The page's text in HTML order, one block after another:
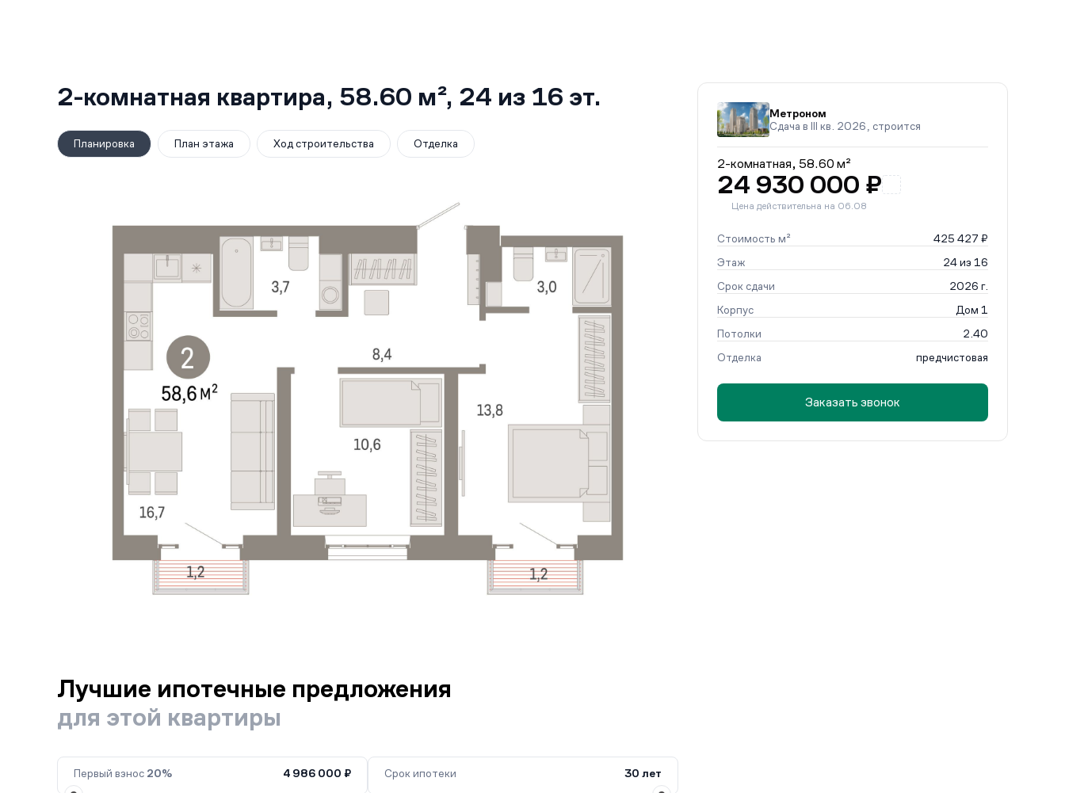
2-комнатная квартира, 58.60 м², 24 из 16 эт.
Планировка План этажа Ход строительства Отделка
Метроном
Сдача в III кв. 2026, строится
2-комнатная, 58.60 м²
24 930 000 ₽
Цена действительна на 06.08
Стоимость м²
425 427 ₽
Этаж
24 из 16
Срок сдачи
2026 г.
Корпус
Дом 1
Потолки
2.40
Отделка
предчистовая
Заказать звонок
Лучшие ипотечные предложения
для этой квартиры
Первый взнос 20% 4 986 000 ₽ Срок ипотеки 30 лет